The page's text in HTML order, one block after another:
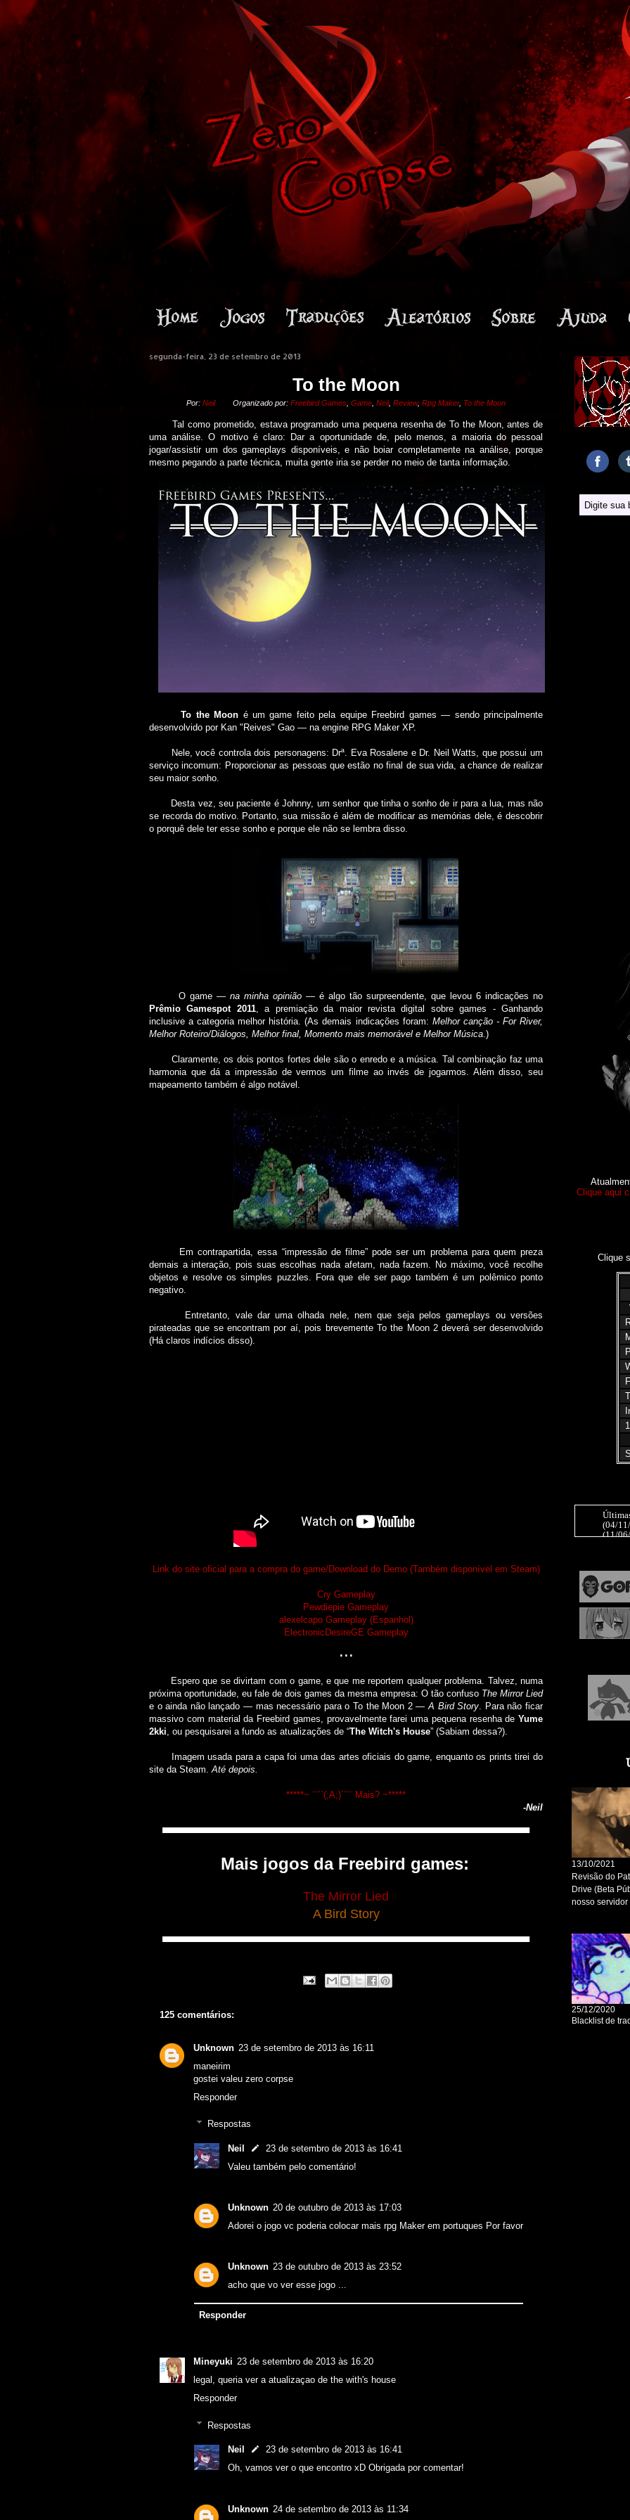
segunda-feira, 23 de setembro de 2013
To the Moon
Por: Neil Organizado por: Freebird Games Game Neil, Review, Rpg Maker, To the Moon
Tal como prometido, estava programado uma pequena resenha de To the Moon, antes de
uma análise. O motivo é claro: Dar a oportunidade de, pelo menos, a maioria do pessoal
jogar/assistir um dos gameplays disponíveis, e não boiar completamente na análise, porque
mesmo pegando a parte técnica, muita gente iria se perder no meio de tanta informação.
To the Moon é um game feito pela equipe Freebird games ― sendo principalmente
desenvolvido por Kan "Reives" Gao ― na engine RPG Maker XP.
Nele, você controla dois personagens: Drª. Eva Rosalene e Dr. Neil Watts, que possui um
serviço incomum: Proporcionar as pessoas que estão no final de sua vida, a chance de realizar
seu maior sonho.
Desta vez, seu paciente é Johnny, um senhor que tinha o sonho de ir para a lua, mas não
se recorda do motivo. Portanto, sua missão é além de modificar as memórias dele, é descobrir
o porquê dele ter esse sonho e porque ele não se lembra disso.
O game ― na minha opinião ― é algo tão surpreendente, que levou 6 indicações no
Prêmio Gamespot 2011, a premiação da maior revista digital sobre games - Ganhando
inclusive a categoria melhor história. (As demais indicações foram: Melhor canção - For River,
Melhor Roteiro/Diálogos, Melhor final, Momento mais memorável e Melhor Música.)
Claramente, os dois pontos fortes dele são o enredo e a música. Tal combinação faz uma
harmonia que dá a impressão de vermos um filme ao invés de jogarmos. Além disso, seu
mapeamento também é algo notável.
Em contrapartida, essa “impressão de filme” pode ser um problema para quem preza
demais a interação, pois suas escolhas nada afetam, nada fazem. No máximo, você recolhe
objetos e resolve os simples puzzles. Fora que ele ser pago também é um polêmico ponto
negativo.
Entretanto, vale dar uma olhada nele, nem que seja pelos gameplays ou versões
pirateadas que se encontram por aí, pois brevemente To the Moon 2 deverá ser desenvolvido
(Há claros indícios disso).
Link do site oficial para a compra do game/Download do Demo (Também disponível em Steam)
Cry Gameplay
Pewdiepie Gameplay
alexelcapo Gameplay (Espanhol)
ElectronicDesireGE Gameplay
...
Espero que se divirtam com o game, e que me reportem qualquer problema. Talvez, numa
próxima oportunidade, eu fale de dois games da mesma empresa: O tão confuso The Mirror Lied
e o ainda não lançado ― mas necessário para o To the Moon 2 ―A Bird Story. Para não ficar
massivo com material da Freebird games, provavelmente farei uma pequena resenha de Yume
2kki, ou pesquisarei a fundo as atualizações de “The Witch's House” (Sabiam dessa?).
Imagem usada para a capa foi uma das artes oficiais do game, enquanto os prints tirei do
site da Steam.Até depois.
*****~ ¨¨``(;A;)´´¨¨ Mais? ~*****
-Neil
▀▀▀▀▀▀▀▀▀▀▀▀▀▀▀▀▀▀▀▀▀▀▀▀▀▀▀▀▀▀▀▀▀▀▀▀▀▀▀▀▀▀▀▀▀▀▀▀▀▀▀▀▀▀▀▀▀▀
Mais jogos da Freebird games:
The Mirror Lied
A Bird Story
▀▀▀▀▀▀▀▀▀▀▀▀▀▀▀▀▀▀▀▀▀▀▀▀▀▀▀▀▀▀▀▀▀▀▀▀▀▀▀▀▀▀▀▀▀▀▀▀▀▀▀▀▀▀▀▀▀▀
125 comentários:
Unknown 23 de setembro de 2013 às 16:11
maneirim
gostei valeu zero corpse
Responder
Respostas
Neil
23 de setembro de 2013 às 16:41
Valeu também pelo comentário!
Unknown 20 de outubro de 2013 às 17:03
Adorei o jogo vc poderia colocar mais rpg Maker em portuques Por favor
Unknown 23 de outubro de 2013 às 23:52
acho que vo ver esse jogo ...
Responder
Mineyuki 23 de setembro de 2013 às 16:20
legal, queria ver a atualizaçao de the with's house
Responder
Respostas
Neil
23 de setembro de 2013 às 16:41
Oh, vamos ver o que encontro xD Obrigada por comentar!
Unknown 24 de setembro de 2013 às 11:34
Clique aqui
Clique
(04/
(11/
(20/
come
(07/
End
those
(01/
(03/
Nº1
(22/
(17/
(13/
(29/
(22/
(13/
(02/